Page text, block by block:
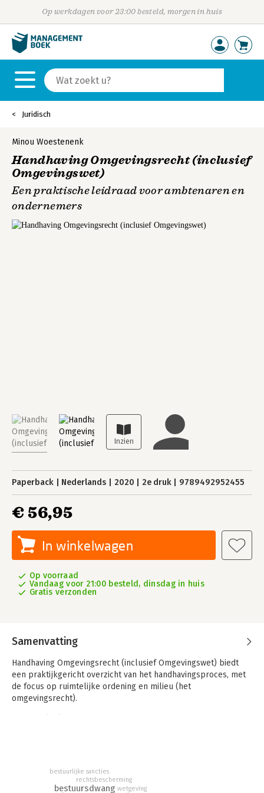
Op werkdagen voor 23:00 besteld, morgen in huis
Juridisch
Minou Woestenenk
Handhaving Omgevingsrecht (inclusief
Omgevingswet)
Een praktische leidraad voor ambtenaren en
ondernemers
Paperback Nederlands 2020 2e druk 9789492952455
€ 56,95
In winkelwagen
Op voorraad
Vandaag voor 21:00 besteld, dinsdag in huis
Gratis verzonden
Samenvatting
Handhaving Omgevingsrecht (inclusief Omgevingswet) biedt
een praktijkgericht overzicht van het handhavingsproces, met
de focus op ruimtelijke ordening en milieu (het
omgevingsrecht).
praktische invalshoek de boventoon heeft gevoerd.
bestuursdwang
rechtsbescherming
wetgeving
bestuurlijke sancties